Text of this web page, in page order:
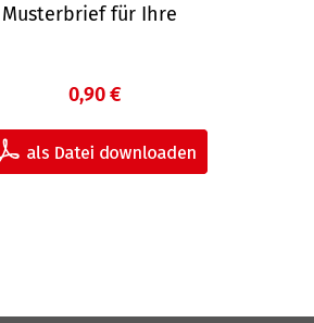
für Ihre
0,90 €